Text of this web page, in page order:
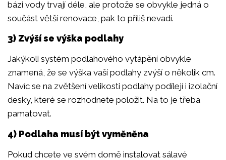
bázi vody trvají déle, ale protože se obvykle jedná o
součást větší renovace, pak to příliš nevadí.
3) Zvýší se výška podlahy
Jakýkoli systém podlahového vytápění obvykle
znamená, že se výška vaší podlahy zvýší o několik cm.
Navíc se na zvětšení velikosti podlahy podílejí i izolační
desky, které se rozhodnete položit. Na to je třeba
pamatovat.
4) Podlaha musí být vyměněna
Pokud chcete ve svém domě instalovat sálavé